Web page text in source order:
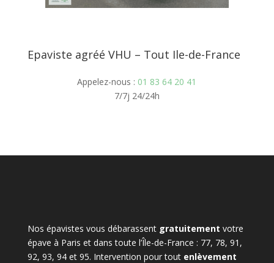
Epaviste agréé VHU – Tout Ile-de-France
Appelez-nous : 01 83 64 20 41
7/7j 24/24h
Nos épavistes vous débarassent gratuitement votre
épave à Paris et dans toute l’Île-de-France : 77, 78, 91,
92, 93, 94 et 95. Intervention pour tout enlèvement